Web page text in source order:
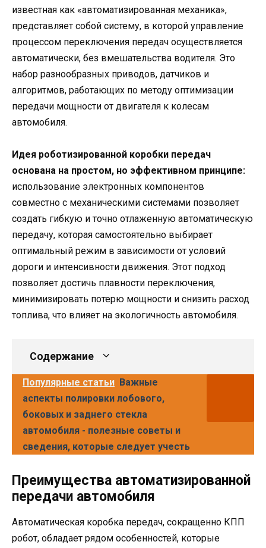
известная как «автоматизированная механика»,
представляет собой систему, в которой управление
процессом переключения передач осуществляется
автоматически, без вмешательства водителя. Это
набор разнообразных приводов, датчиков и
алгоритмов, работающих по методу оптимизации
передачи мощности от двигателя к колесам
автомобиля.
Идея роботизированной коробки передач
основана на простом, но эффективном принципе:
использование электронных компонентов
совместно с механическими системами позволяет
создать гибкую и точно отлаженную автоматическую
передачу, которая самостоятельно выбирает
оптимальный режим в зависимости от условий
дороги и интенсивности движения. Этот подход
позволяет достичь плавности переключения,
минимизировать потерю мощности и снизить расход
топлива, что влияет на экологичность автомобиля.
Содержание
Популярные статьи Важные
аспекты полировки лобового,
боковых и заднего стекла
автомобиля - полезные советы и
сведения, которые следует учесть
Преимущества автоматизированной
передачи автомобиля
Автоматическая коробка передач, сокращенно КПП
робот, обладает рядом особенностей, которые